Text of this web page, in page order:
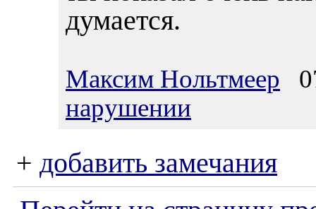
думается.
Максим Нольтмеер
нарушении
+ добавить замечания